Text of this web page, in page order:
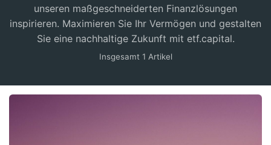
unseren maßgeschneiderten Finanzlösungen
inspirieren. Maximieren Sie Ihr Vermögen und gestalten
Sie eine nachhaltige Zukunft mit etf.capital.
Insgesamt 1 Artikel